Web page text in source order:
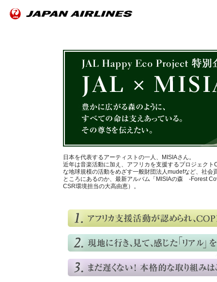
日本を代表するアーティストの一人、MISIAさん。
近年は音楽活動に加え、アフリカを支援するプロジェク
な地球規模の活動をめざす一般財団法人mudefなど、社
ところにあるのか、最新アルバム「MISIAの森 -Forest
CSR環境担当の大高由恵）。